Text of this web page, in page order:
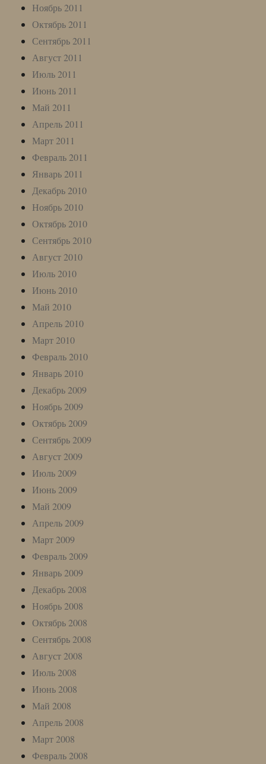
Ноябрь 2011
Октябрь 2011
Сентябрь 2011
Август 2011
Июль 2011
Июнь 2011
Май 2011
Апрель 2011
Март 2011
Февраль 2011
Январь 2011
Декабрь 2010
Ноябрь 2010
Октябрь 2010
Сентябрь 2010
Август 2010
Июль 2010
Июнь 2010
Май 2010
Апрель 2010
Март 2010
Февраль 2010
Январь 2010
Декабрь 2009
Ноябрь 2009
Октябрь 2009
Сентябрь 2009
Август 2009
Июль 2009
Июнь 2009
Май 2009
Апрель 2009
Март 2009
Февраль 2009
Январь 2009
Декабрь 2008
Ноябрь 2008
Октябрь 2008
Сентябрь 2008
Август 2008
Июль 2008
Июнь 2008
Май 2008
Апрель 2008
Март 2008
Февраль 2008